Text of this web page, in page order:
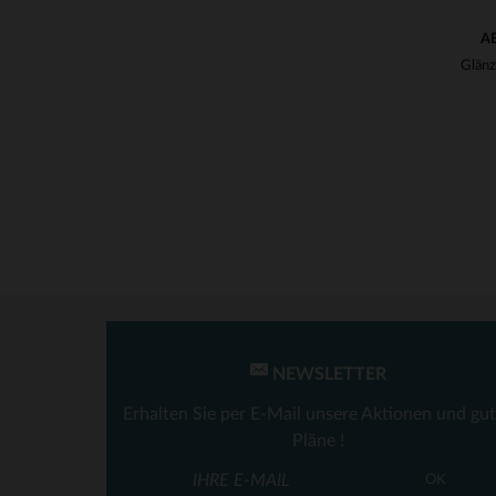
NEWSLETTER
Erhalten Sie per E-Mail unsere Aktionen und
Pläne !
OK